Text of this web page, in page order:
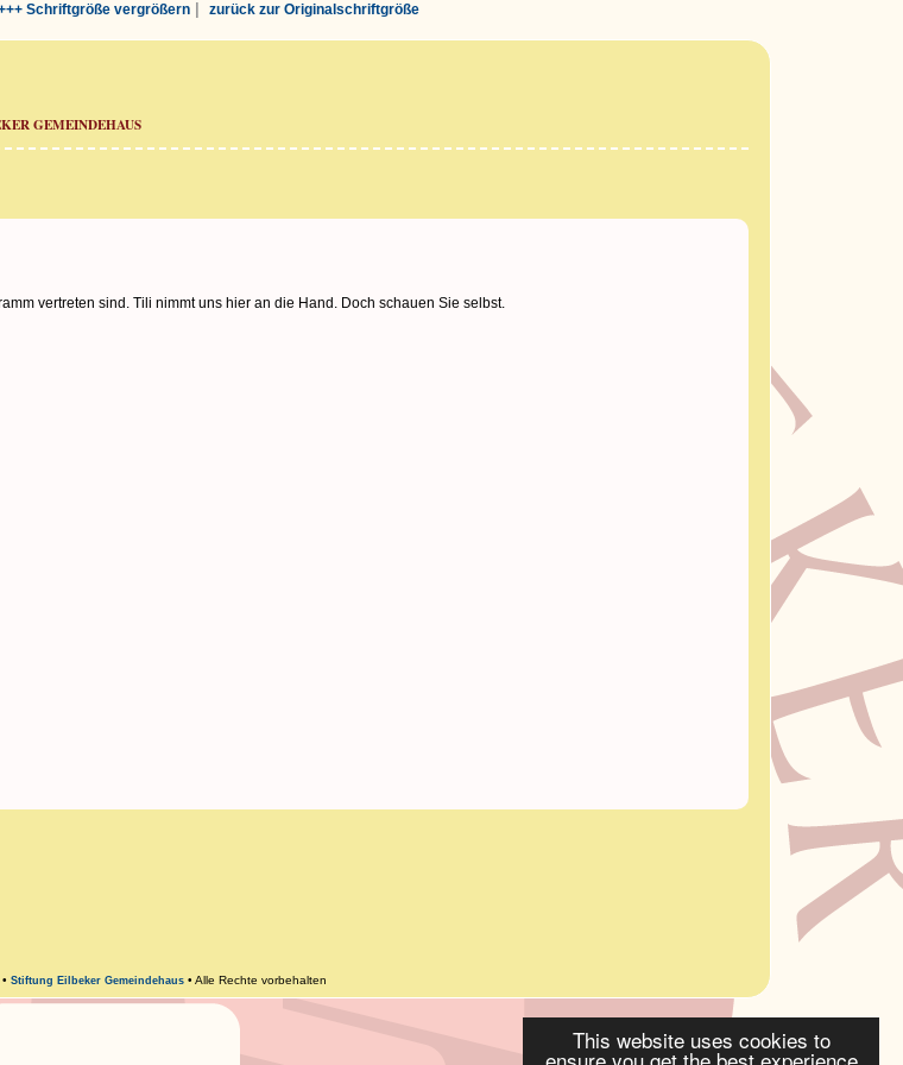
This website uses cookies to
Schriftgröße vergrößern| zurück zur Originalschriftgröße
GEMEINDEHAUS
vertreten sind. Tili nimmt uns hier an die Hand. Doch schauen Sie selbst.
•Stiftung Eilbeker Gemeindehaus • Alle Rechte vorbehalten